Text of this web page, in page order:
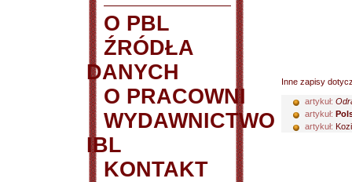
O PBL
ŹRÓDŁA
DANYCH
O PRACOWNI
WYDAWNICTWO
IBL
KONTAKT
Inne zapisy
artykuł:
artykuł:
artykuł: